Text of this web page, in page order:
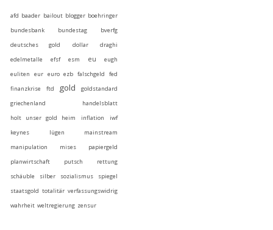
afd baader bailout blogger boehringer
bundesbank
bundestag
bverfg
deutsches gold
dollar
draghi
edelmetalle
efsf esm eu
eugh
euliten
eur euro ezb falschgeld
fed
finanzkrise
ftd gold
goldstandard
griechenland
handelsblatt
holt unser gold heim
inflation
iwf
keynes
lügen
mainstream
manipulation
mises
papiergeld
planwirtschaft
putsch
rettung
schäuble
silber sozialismus
spiegel
staatsgold totalitär verfassungswidrig
wahrheit weltregierung zensur